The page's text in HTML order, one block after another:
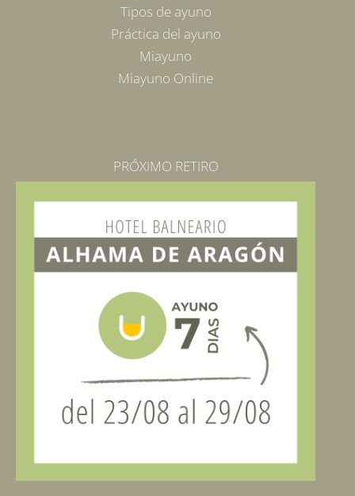
Tipos de ayuno
Práctica del ayuno
Miayuno
Miayuno Online
PRÓXIMO RETIRO